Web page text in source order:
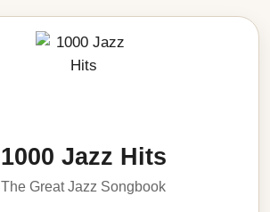
1000 Jazz Hits
The Great Jazz Songbook